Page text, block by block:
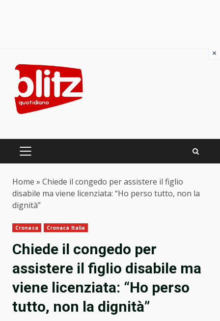
content
PRIMARY
Home » Chiede il congedo per assistere il figlio
disabile ma viene licenziata: “Ho perso tutto, non la
dignità”
Cronaca Cronaca Italia
Chiede il congedo per
assistere il figlio disabile ma
viene licenziata: “Ho perso
tutto, non la dignità”
×